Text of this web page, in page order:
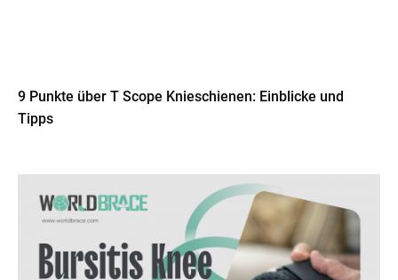
9 Punkte über T Scope Knieschienen: Einblicke und
Tipps